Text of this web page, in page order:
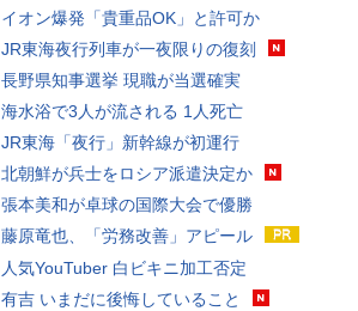
イオン爆発「貴重品OK」と許可か
JR東海夜行列車が一夜限りの復刻
長野県知事選挙 現職が当選確実
海水浴で3人が流される 1人死亡
JR東海「夜行」新幹線が初運行
北朝鮮が兵士をロシア派遣決定か
張本美和が卓球の国際大会で優勝
藤原竜也、「労務改善」アピール
人気YouTuber 白ビキニ加工否定
有吉 いまだに後悔していること